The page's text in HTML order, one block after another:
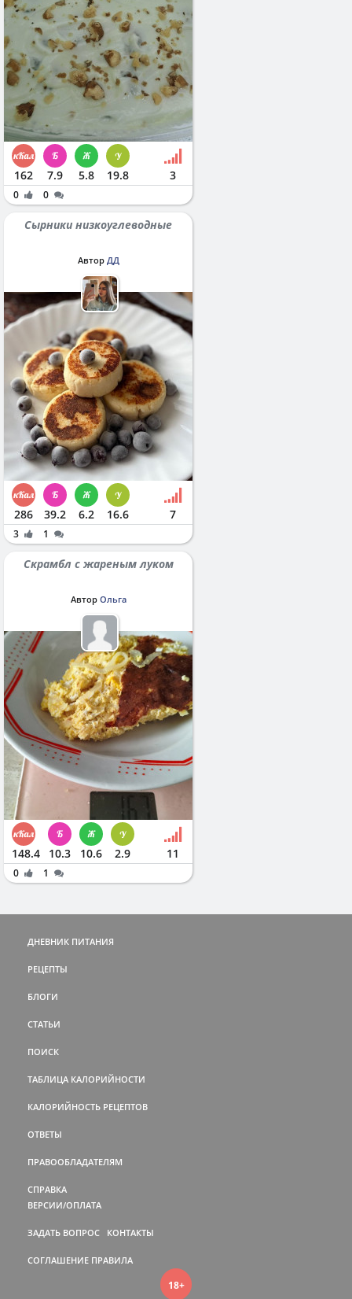
162 7.9 5.8 19.8 3
0 0
Сырники низкоуглеводные
Автор ДД
286 39.2 6.2 16.6 7
3 1
Скрамбл с жареным луком
Автор Ольга
148.4 10.3 10.6 2.9 11
0 1
ДНЕВНИК ПИТАНИЯ
РЕЦЕПТЫ
БЛОГИ
СТАТЬИ
ПОИСК
ТАБЛИЦА КАЛОРИЙНОСТИ
КАЛОРИЙНОСТЬ РЕЦЕПТОВ
ОТВЕТЫ
ПРАВООБЛАДАТЕЛЯМ
СПРАВКА
ВЕРСИИ/ОПЛАТА
ЗАДАТЬ ВОПРОС КОНТАКТЫ
СОГЛАШЕНИЕ ПРАВИЛА
18+